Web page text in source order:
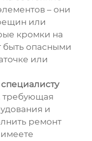
– они
или
кромки на
быть опасными
или
требующая
и
ремонт